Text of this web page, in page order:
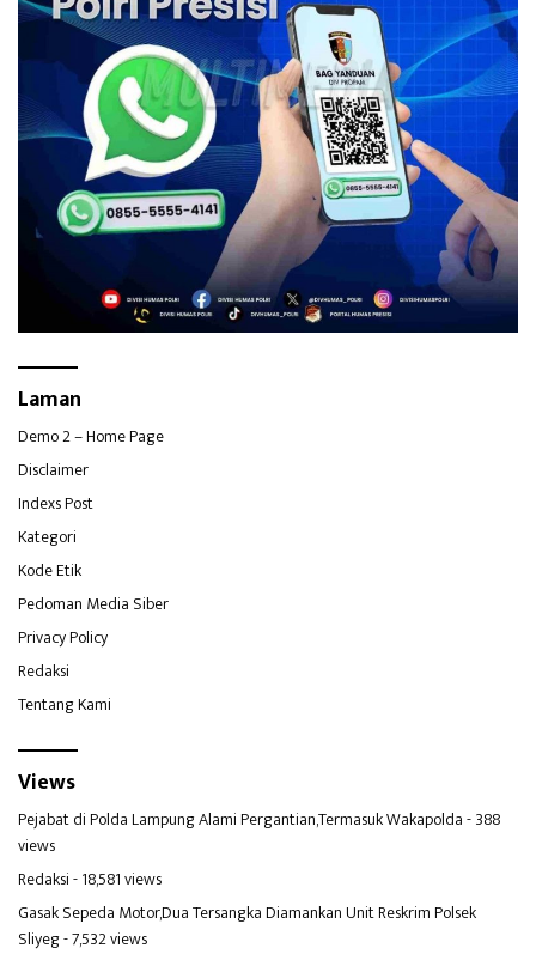
Laman
Demo 2 – Home Page
Disclaimer
Indexs Post
Kategori
Kode Etik
Pedoman Media Siber
Privacy Policy
Redaksi
Tentang Kami
Views
Pejabat di Polda Lampung Alami Pergantian,Termasuk Wakapolda- 388
views
Redaksi- 18,581 views
Gasak Sepeda Motor,Dua Tersangka Diamankan Unit Reskrim Polsek
Sliyeg- 7,532 views